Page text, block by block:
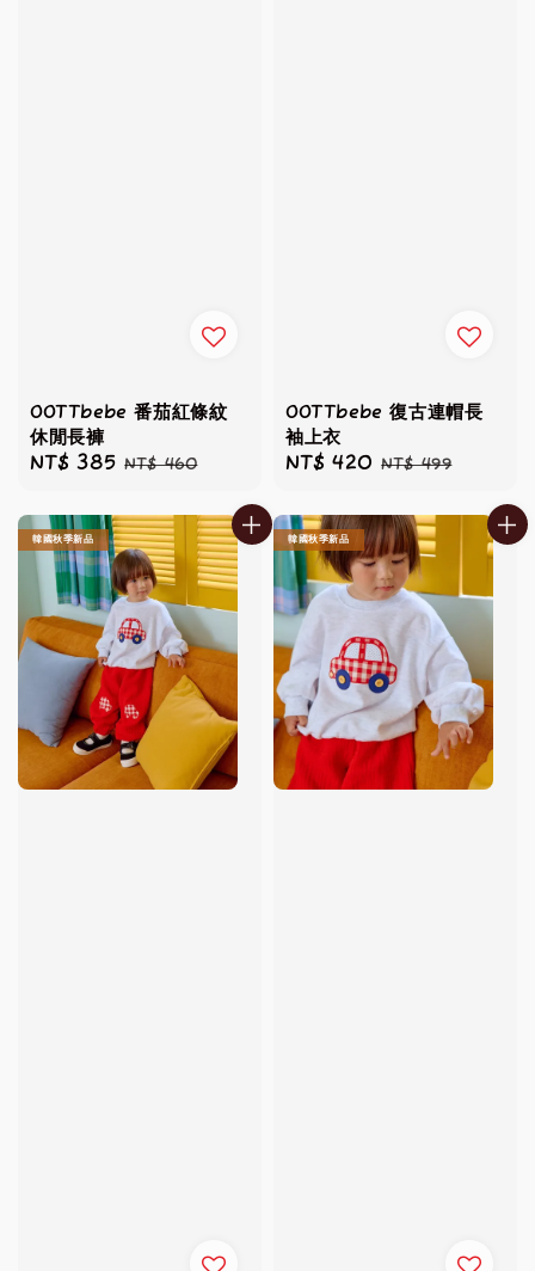
OOTTbebe 番茄紅條紋
休閒長褲
Sale
NT$ 385 Regular
NT$ 460
OOTTbebe 復古連帽長
袖上衣
Sale
NT$ 420 Regular
NT$ 499
韓國秋季新品 韓國秋季新品